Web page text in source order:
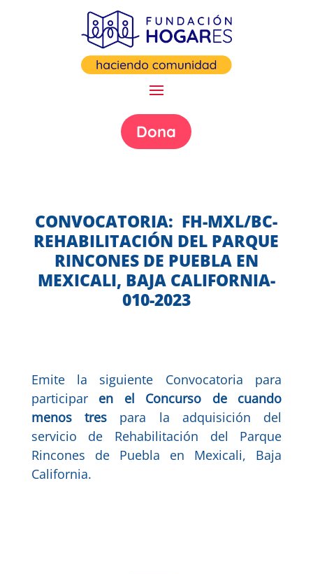
Dona
CONVOCATORIA: FH-MXL/BC-
REHABILITACIÓN DEL PARQUE
RINCONES DE PUEBLA EN
MEXICALI, BAJA CALIFORNIA-
010-2023
Emite la siguiente Convocatoria para
participar en el Concurso de cuando
menos tres para la adquisición del
servicio de Rehabilitación del Parque
Rincones de Puebla en Mexicali, Baja
California.